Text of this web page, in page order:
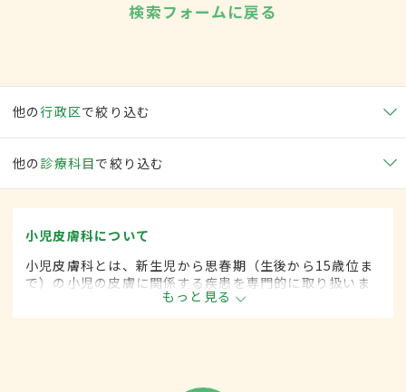
検索フォームに戻る
他の行政区で絞り込む
他の 診療科目で絞り込む
小児皮膚科について
小児皮膚科とは、新生児から思春期（生後から15歳位ま
で）の小児の皮膚に関係する疾患を専門的に取り扱いま
もっと見る